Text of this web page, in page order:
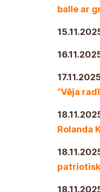
balle ar
“Vēja
Rolanda